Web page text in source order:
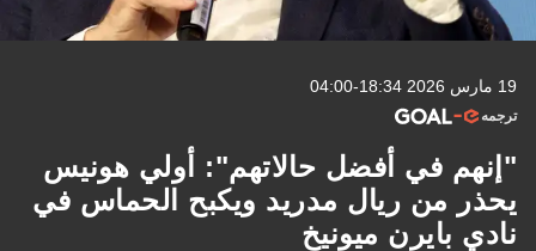
19 مارس 2026 18:34-04:00
ترجمه
"إنهم في أفضل حالاتهم": أولي هونيس
يحذر من ريال مدريد ويكبح الحماس في
نادي بايرن ميونيخ